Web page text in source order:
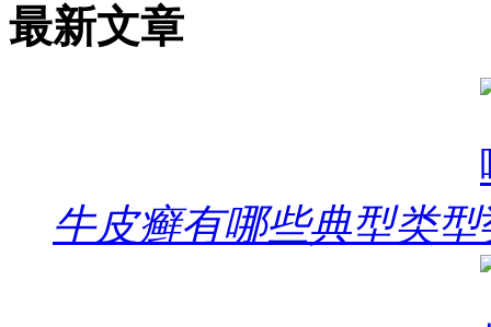
最新文章
牛皮癣有哪些典型类型